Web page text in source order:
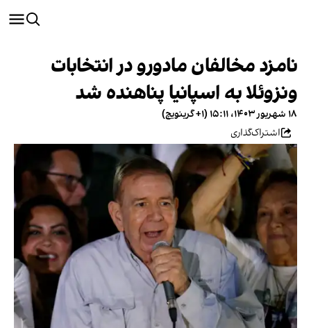
نامزد مخالفان مادورو در انتخابات
ونزوئلا به اسپانیا پناهنده شد
۱۸ شهریور ۱۴۰۳، ۱۵:۱۱ (‎+۱ گرینویچ)
اشتراک‌گذاری